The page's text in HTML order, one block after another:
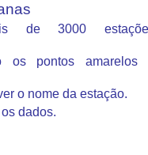
de 3000
os pontos amarelos
o nome da estação.
dados.